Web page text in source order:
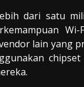
dari satu
Wi-
lain yang